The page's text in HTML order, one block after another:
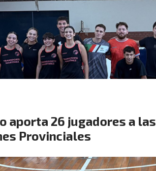
aporta 26 jugadores a las
Provinciales